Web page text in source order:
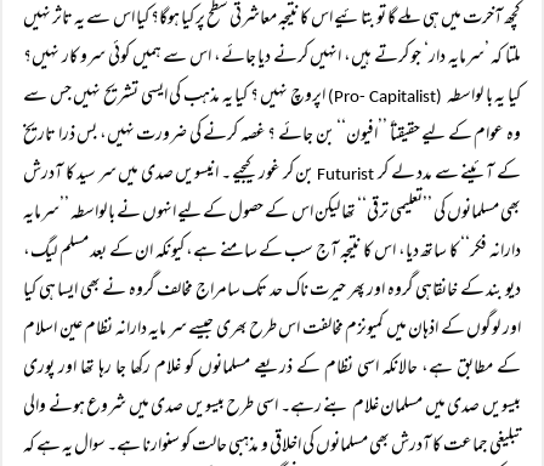
کچھ آخرت میں ہی ملے گا تو بتائیے اس کا نتیجہ معاشرتی سطح پر کیا ہوگا؟ کیا اس سے یہ تاثر نہیں
ملتا کہ ’سرمایہ دار‘ جو کرتے ہیں، انہیں کرنے دیا جائے، اس سے ہمیں کوئی سرو کار نہیں؟
کیا یہ با لواسطہ (Pro- Capitalist)
اپروچ نہیں ؟ کیا یہ مذہب کی ایسی تشریح نہیں جس سے
وہ عوام کے لیے حقیقتاً ’’افیون‘‘ بن جائے ؟ غصہ کرنے کی ضرورت نہیں، بس ذرا تاریخ
کے آئینے سے مدد لے کرFuturist
بن کر غور کیجیے ۔ انیسویں صدی میں سر سید کا آدرش
بھی مسلمانوں کی ’’تعلیمی ترقی‘‘ تھا لیکن اس کے حصول کے لیے انہوں نے با لواسطہ ’’سرمایہ
دارانہ فکر‘‘ کا ساتھ دیا، اس کا نتیجہ آج سب کے سامنے ہے، کیونکہ ان کے بعد مسلم لیگ،
دیو بند کے خانقاہی گروہ اور پھر حیرت ناک حد تک سامراج مخالف گروہ نے بھی ایسا ہی کیا
اور لوگوں کے اذہان میں کمیونزم مخالفت اس طرح بھری جیسے سر مایہ دارانہ نظام عین اسلام
کے مطابق ہے، حالانکہ اسی نظام کے ذریعے مسلمانوں کو غلام رکھا جا رہا تھا اور پوری
بیسویں صدی میں مسلمان غلام بنے رہے۔ اسی طرح بیسویں صدی میں شروع ہونے والی
تبلیغی جماعت کا آدرش بھی مسلمانوں کی اخلاقی و مذہبی حالت کو سنوارنا ہے۔ سوال یہ ہے کہ